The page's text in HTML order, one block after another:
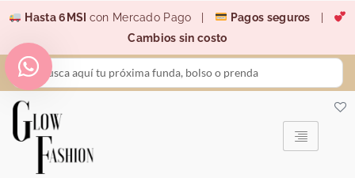
contenido
Hasta 6MSI con Mercado Pago | Pagos seguros
Cambios sin costo
Search
...